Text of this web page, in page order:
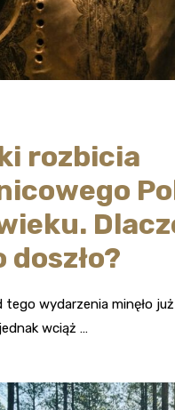
rozbicia
doszło?
tego wydarzenia minęło
wciąż …